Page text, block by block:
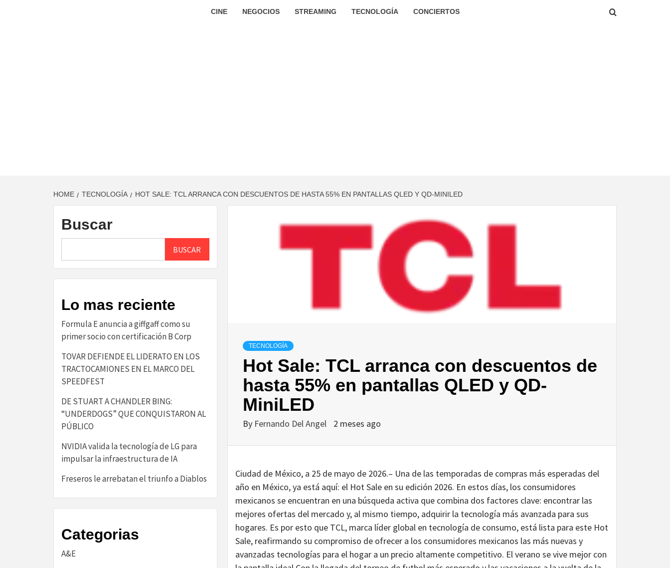
CINE NEGOCIOS STREAMING TECNOLOGÍA CONCIERTOS
HOME TECNOLOGÍA HOT SALE: TCL ARRANCA CON DESCUENTOS DE HASTA 55% EN PANTALLAS QLED Y QD-MINILED
TECNOLOGÍA
Hot Sale: TCL arranca con descuentos de
hasta 55% en pantallas QLED y QD-
MiniLED
By Fernando Del Angel 2 meses ago
Ciudad de México, a 25 de mayo de 2026.– Una de las temporadas de compras más esperadas del
año en México, ya está aquí: el Hot Sale en su edición 2026. En estos días, los consumidores
mexicanos se encuentran en una búsqueda activa que combina dos factores clave: encontrar las
mejores ofertas del mercado y, al mismo tiempo, adquirir la tecnología más avanzada para sus
hogares. Es por esto que TCL, marca líder global en tecnología de consumo, está lista para este Hot
Sale, reafirmando su compromiso de ofrecer a los consumidores mexicanos las más nuevas y
avanzadas tecnologías para el hogar a un precio altamente competitivo. El verano se vive mejor con
Buscar
BUSCAR
Lo mas reciente
​Formula E anuncia a giffgaff como su
primer socio con certificación B Corp​
TOVAR DEFIENDE EL LIDERATO EN LOS
TRACTOCAMIONES EN EL MARCO DEL
SPEEDFEST
DE STUART A CHANDLER BING:
“UNDERDOGS” QUE CONQUISTARON AL
PÚBLICO
NVIDIA valida la tecnología de LG para
impulsar la infraestructura de IA
Freseros le arrebatan el triunfo a Diablos
Categorias
A&E